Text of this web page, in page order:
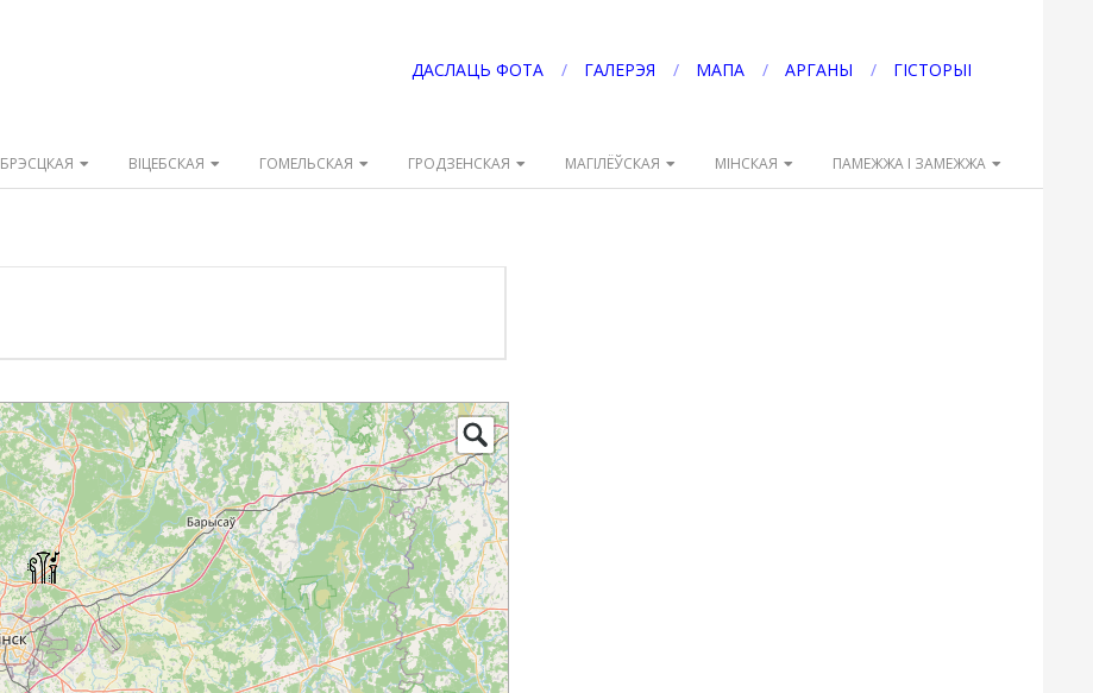
ДАСЛАЦЬ ФОТА ГАЛЕРЭЯ МАПА АРГАНЫ ГІСТОРЫІ
БРЭСЦКАЯ ВІЦЕБСКАЯ ГОМЕЛЬСКАЯ ГРОДЗЕНСКАЯ МАГІЛЁЎСКАЯ МІНСКАЯ ПАМЕЖЖА І ЗАМЕЖЖА